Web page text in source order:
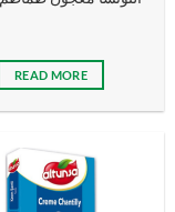
READ MORE